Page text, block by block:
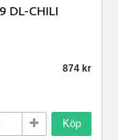
DL-CHILI
874
Köp